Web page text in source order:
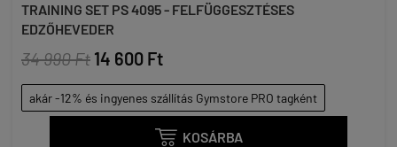
TRAINING SET PS 4095 - FELFÜGGESZTÉSES
EDZŐHEVEDER
34 990 Ft 14 600 Ft
akár -12% és ingyenes szállítás Gymstore PRO tagként
 KOSÁRBA